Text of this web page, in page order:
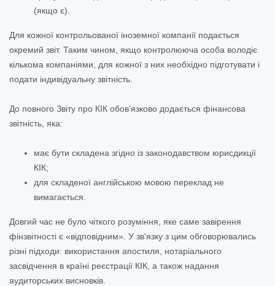
(якщо є).
Для кожної контрольованої іноземної компанії подається
окремий звіт. Таким чином, якщо контролююча особа володіє
кількома компаніями, для кожної з них необхідно підготувати і
подати індивідуальну звітність.
До повного Звіту про КІК обов’язково додається фінансова
звітність, яка:
має бути складена згідно із законодавством юрисдикції
КІК;
для складеної англійською мовою переклад не
вимагається.
Довгий час не було чіткого розуміння, яке саме завірення
фінзвітності є «відповідним». У зв'язку з цим обговорювались
різні підходи: використання апостиля, нотаріального
засвідчення в країні реєстрації КІК, а також надання
аудиторських висновків.